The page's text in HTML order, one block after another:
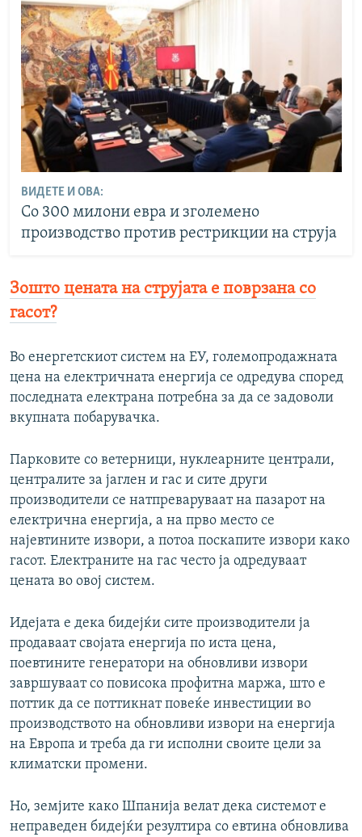
ВИДЕТЕ И ОВА:
Со 300 милони евра и зголемено
производство против рестрикции на струја
Зошто цената на струјата е поврзана со
гасот?
Во енергетскиот систем на ЕУ, големопродажната
цена на електричната енергија се одредува според
последната електрана потребна за да се задоволи
вкупната побарувачка.
Парковите со ветерници, нуклеарните централи,
централите за јаглен и гас и сите други
производители се натпреваруваат на пазарот на
електрична енергија, а на прво место се
најевтините извори, а потоа поскапите извори како
гасот. Електраните на гас често ја одредуваат
цената во овој систем.
Идејата е дека бидејќи сите производители ја
продаваат својата енергија по иста цена,
поевтините генератори на обновливи извори
завршуваат со повисока профитна маржа, што е
поттик да се поттикнат повеќе инвестиции во
производството на обновливи извори на енергија
на Европа и треба да ги исполни своите цели за
климатски промени.
Но, земјите како Шпанија велат дека системот е
неправеден бидејќи резултира со евтина обновлива